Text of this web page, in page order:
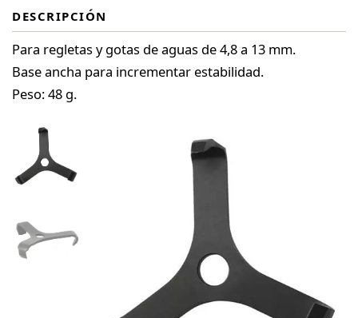
DESCRIPCIÓN
Para regletas y gotas de aguas de 4,8 a 13 mm.
Base ancha para incrementar estabilidad.
Peso: 48 g.